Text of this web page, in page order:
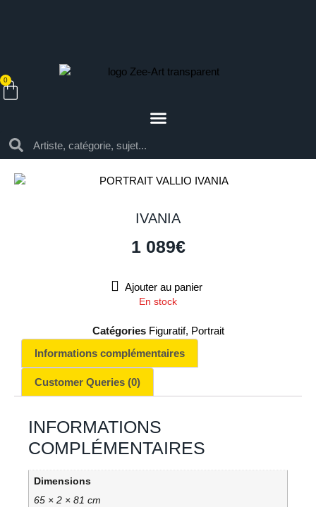
0
IVANIA
1 089€
Ajouter au panier
En stock
Catégories Figuratif, Portrait
Informations complémentaires
Customer Queries (0)
INFORMATIONS
COMPLÉMENTAIRES
Dimensions
65 × 2 × 81 cm